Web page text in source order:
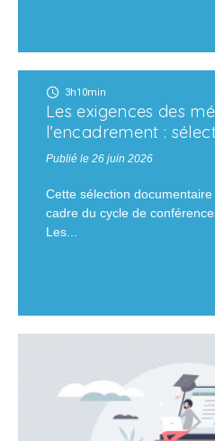
3h10min
Les exigences des
l’encadrement :
Publié le 26 juin 2026
Cette sélection
cadre du cycle de
Les...